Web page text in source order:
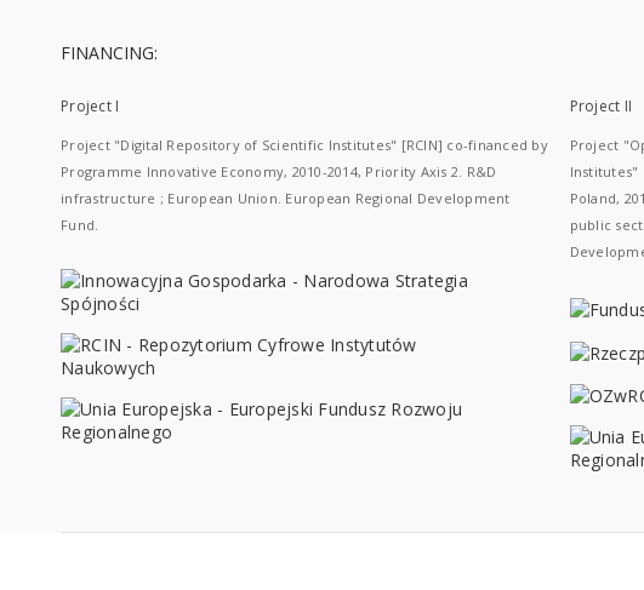
FINANCING:
Project I
Project "Digital Repository of Scientific Institutes" [RCIN] co-financed by
Programme Innovative Economy, 2010-2014, Priority Axis 2. R&D
infrastructure ; European Union. European Regional Development
Fund.
Project II
Project
Institutes"
Poland,
public